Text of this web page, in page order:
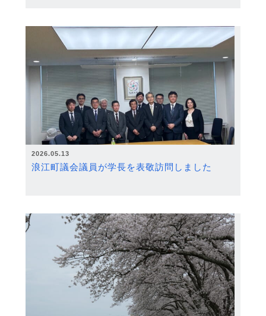
2026.05.13
浪江町議会議員が学長を表敬訪問しました